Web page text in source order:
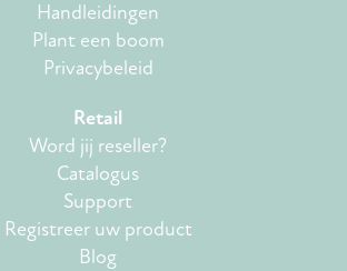
Handleidingen
Plant een boom
Privacybeleid
Retail
Word jij reseller?
Catalogus
Support
Registreer uw product
Blog